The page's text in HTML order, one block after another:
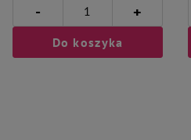
- +
Do koszyka